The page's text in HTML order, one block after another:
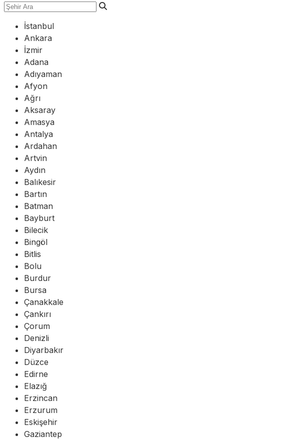
İstanbul
Ankara
İzmir
Adana
Adıyaman
Afyon
Ağrı
Aksaray
Amasya
Antalya
Ardahan
Artvin
Aydın
Balıkesir
Bartın
Batman
Bayburt
Bilecik
Bingöl
Bitlis
Bolu
Burdur
Bursa
Çanakkale
Çankırı
Çorum
Denizli
Diyarbakır
Düzce
Edirne
Elazığ
Erzincan
Erzurum
Eskişehir
Gaziantep